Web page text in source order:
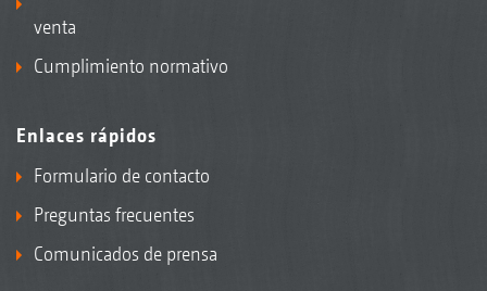
venta
Cumplimiento normativo
Enlaces rápidos
Formulario de contacto
Preguntas frecuentes
Comunicados de prensa